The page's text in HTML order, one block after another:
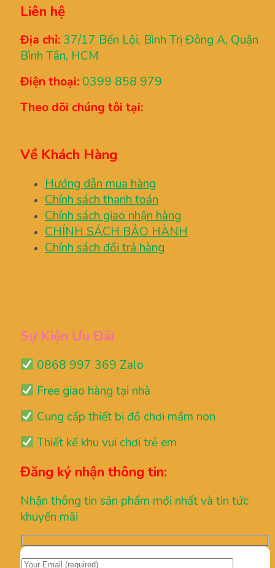
Liên hệ
Địa chỉ: 37/17 Bến Lội, Bình Trị Đông A, Quận
Bình Tân, HCM
Điện thoại: 0399 858 979
Theo dõi chúng tôi tại:
Về Khách Hàng
Hướng dẫn mua hàng
Chính sách thanh toán
Chính sách giao nhận hàng
CHÍNH SÁCH BẢO HÀNH
Chính sách đổi trả hàng
Sự Kiện Ưu Đãi
0868 997 369 Zalo
Free giao hàng tại nhà
Cung cấp thiết bị đồ chơi mầm non
Thiết kế khu vui chơi trẻ em
Đăng ký nhận thông tin:
Nhận thông tin sản phẩm mới nhất và tin tức
khuyến mãi